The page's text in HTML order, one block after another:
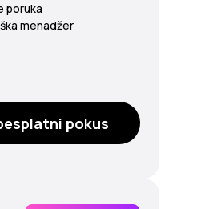
poruka
menadžer
pokus